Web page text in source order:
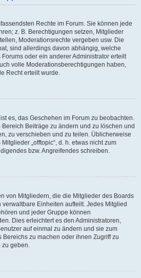
Rechte im Forum. Sie können jede
z. B. Berechtigungen setzen, Mitglieder
Moderationsrechte vergeben usw. Die
sind allerdings davon abhängig, welche
oder ein anderer Administrator erteilt
volle Moderationsberechtigungen haben,
Recht erteilt wurde.
es, das Geschehen im Forum zu beobachten.
Beiträge zu ändern und zu löschen und
zu verschieben und zu teilen. Üblicherweise
„offtopic“, d. h. etwas nicht zum
bzw. Angreifendes schreiben.
von Mitgliedern, die die Mitglieder des Boards
Einheiten aufteilt. Jedes Mitglied
und jeder Gruppe können
Dies erleichtert es den Administratoren,
auf einmal zu ändern und sie zum
zu machen oder ihnen Zugriff zu
zu geben.